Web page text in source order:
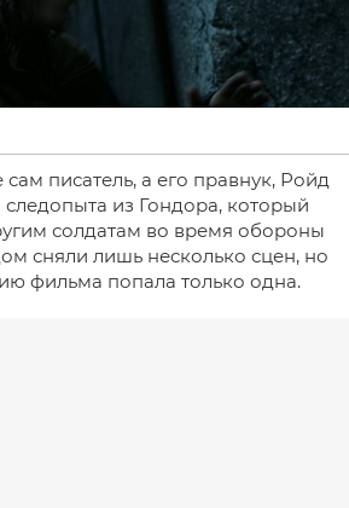
писатель, а его правнук, Ройд
из Гондора, который
солдатам во время обороны
сняли лишь несколько сцен, но
фильма попала только одна.